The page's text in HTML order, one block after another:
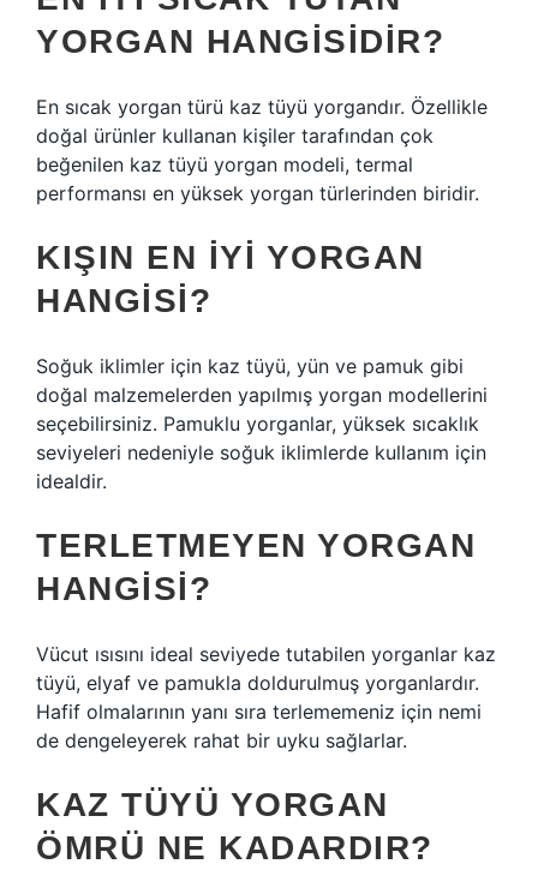
YORGAN HANGISIDIR?
En sıcak yorgan türü kaz tüyü yorgandır. Özellikle
doğal ürünler kullanan kişiler tarafından çok
beğenilen kaz tüyü yorgan modeli, termal
performansı en yüksek yorgan türlerinden biridir.
KIŞIN EN IYI YORGAN
HANGISI?
Soğuk iklimler için kaz tüyü, yün ve pamuk gibi
doğal malzemelerden yapılmış yorgan modellerini
seçebilirsiniz. Pamuklu yorganlar, yüksek sıcaklık
seviyeleri nedeniyle soğuk iklimlerde kullanım için
idealdir.
TERLETMEYEN YORGAN
HANGISI?
Vücut ısısını ideal seviyede tutabilen yorganlar kaz
tüyü, elyaf ve pamukla doldurulmuş yorganlardır.
Hafif olmalarının yanı sıra terlememeniz için nemi
de dengeleyerek rahat bir uyku sağlarlar.
KAZ TÜYÜ YORGAN
ÖMRÜ NE KADARDIR?